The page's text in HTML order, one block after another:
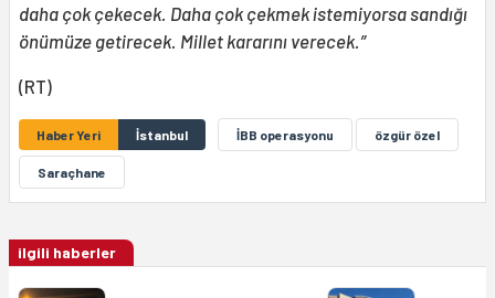
daha çok çekecek. Daha çok çekmek istemiyorsa sandığı
önümüze getirecek. Millet kararını verecek.”
(RT)
Haber Yeri İstanbul İBB operasyonu özgür özel
Saraçhane
ilgili haberler